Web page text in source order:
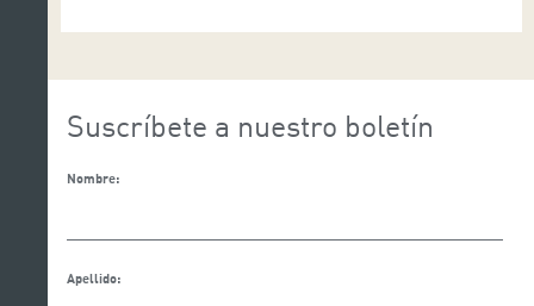
ocasión con un programa íntegramente sinfónico
Suscríbete a nuestro boletín
Nombre:
Apellido: